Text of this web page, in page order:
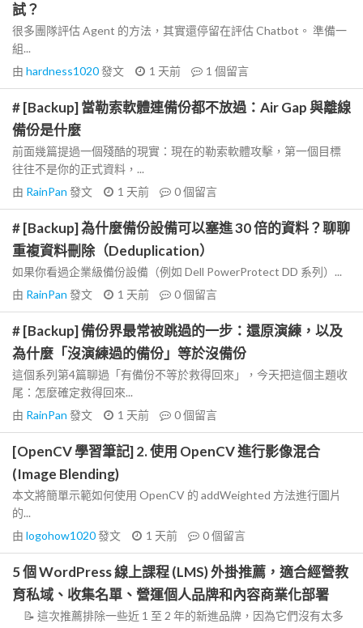
試？
很多團隊評估 Agent 的方法，其實還停留在評估 Chatbot。 準備一
組...
由 hardness1020發文 1 天前 1 個留言
# [Backup] 當勒索軟體連備份都不放過：Air Gap 與離線
備份是什麼
前面幾篇提過一個殘酷的現實：現在的勒索軟體攻擊，第一個目標
往往不是你的正式資料，...
由 RainPan 發文 1 天前 0個留言
# [Backup] 為什麼備份設備可以塞進 30 倍的資料？聊聊
重複資料刪除（Deduplication）
如果你看過企業級備份設備（例如 Dell PowerProtect DD 系列）...
由 RainPan 發文 1 天前 0個留言
# [Backup] 備份界最常被跳過的一步：還原演練，以及
為什麼「沒演練過的備份」等於沒備份
這個系列第4篇聊過「有備份不等於救得回來」，今天把這個主題收
尾：怎麼確定救得回來...
由 RainPan 發文 1 天前 0個留言
[OpenCV 學習筆記] 2. 使用 OpenCV 進行影像混合
(Image Blending)
本文將簡單示範如何使用 OpenCV 的 addWeighted 方法進行圖片
的...
由 logohow1020發文 1 天前 0個留言
5 個 WordPress 線上課程 (LMS) 外掛推薦，適合經營教
育私域、收集名單、營運個人品牌和內容商業化部署
📝 這次推薦排除一些近 1 至 2 年的新進品牌，因為它們沒有太多